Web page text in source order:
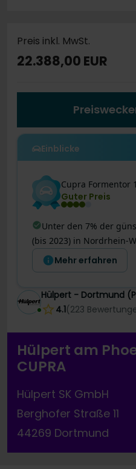
Preis inkl. MwSt.
22.388,00 EUR
Einblicke
Cupra Formentor
Guter Preis
Unter den 7% der
(bis 2023) in Nordrhein-
Mehr erfahren
Hülpert - Dortmund
4.1(223
Hülpert am
CUPRA
Hülpert SK GmbH
Berghofer Straße 11
44269 Dortmund